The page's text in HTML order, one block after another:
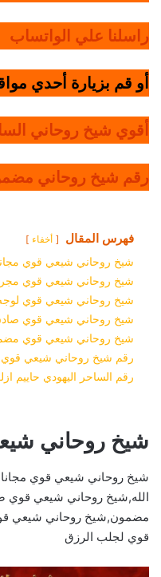
راسلنا علي الواتساب
أو قم بزيارة أحدي
أقوي شيخ روحاني
رقم شيخ روحاني
فهرس المقال أخفاء
شيخ روحاني شيعي قوي
شيخ روحاني شيعي قوي
شيخ روحاني شيعي قوي لوجه
شيخ روحاني شيعي قوي
شيخ روحاني شيعي قوي
رقم شيخ روحاني شيعي قوي
رقم الساحر اليهودي حاييم
شيخ روحاني
شيخ روحاني شيعي قوي
الله,شيخ روحاني شيعي
مضمون,شيخ روحاني شيعي
قوي لجلب الرزق